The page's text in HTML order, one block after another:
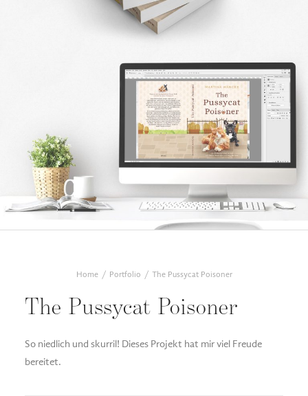
Home Portfolio The Pussycat Poisoner
The Pussycat Poisoner
So niedlich und skurril! Dieses Projekt hat mir viel Freude
bereitet.